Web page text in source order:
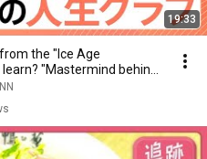
19:33
the "Ice Age
"Mastermind behind